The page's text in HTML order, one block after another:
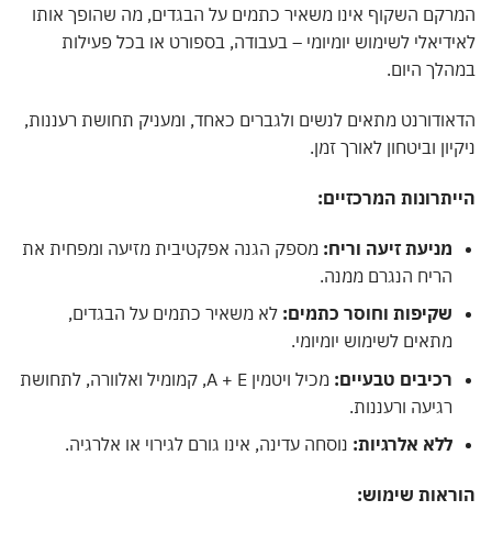
השקוף אינו משאיר כתמים על הבגדים, מה שהופך אותו
לשימוש יומיומי – בעבודה, בספורט או בכל פעילות
היום.
מתאים לנשים ולגברים כאחד, ומעניק תחושת רעננות,
וביטחון לאורך זמן.
המרכזיים:
מניעת זיעה וריח:מספק הגנה אפקטיבית מזיעה ומפחית את
הריח הנגרם ממנה.
שקיפות וחוסר כתמים:לא משאיר כתמים על הבגדים,
מתאים לשימוש יומיומי.
רכיבים טבעיים:
מכיל ויטמין A + E, קמומיל ואלוורה, לתחושת
רגיעה ורעננות.
ללא אלרגיות:נוסחה עדינה, אינו גורם לגירוי או אלרגיה.
שימוש: